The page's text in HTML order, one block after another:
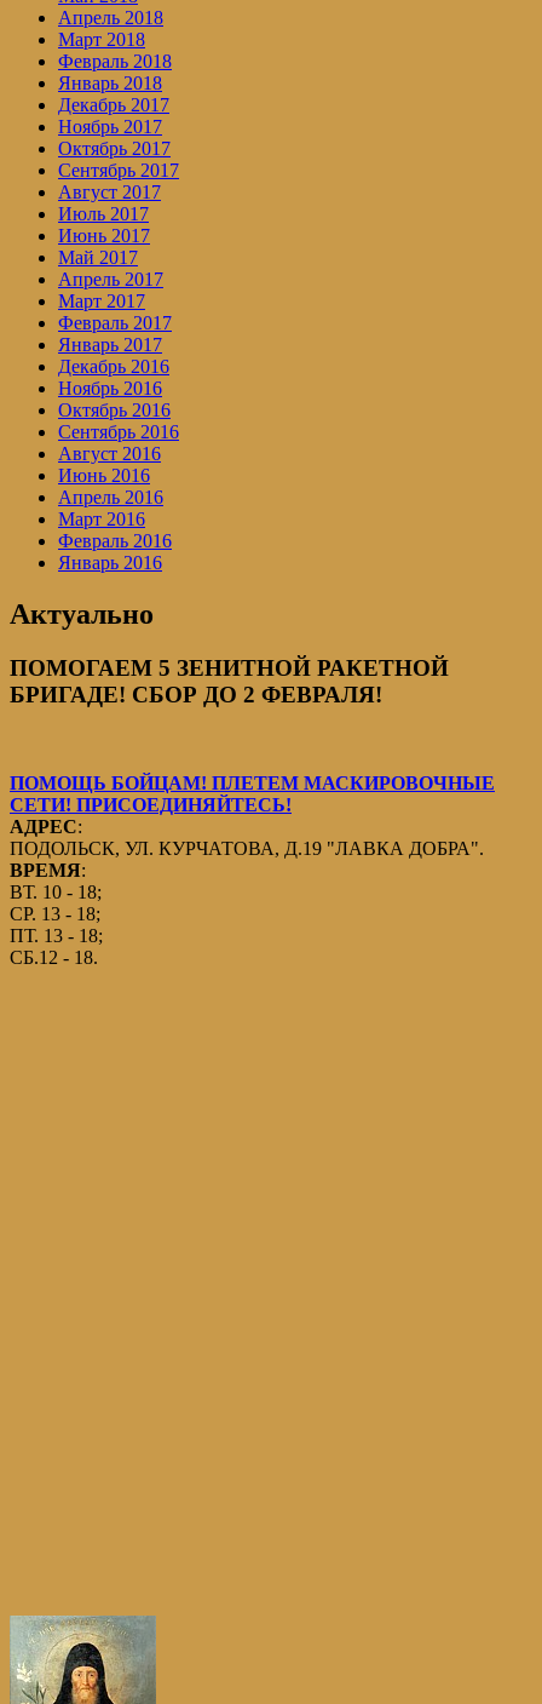
Апрель 2018
Март 2018
Февраль 2018
Январь 2018
Декабрь 2017
Ноябрь 2017
Октябрь 2017
Сентябрь 2017
Август 2017
Июль 2017
Июнь 2017
Май 2017
Апрель 2017
Март 2017
Февраль 2017
Январь 2017
Декабрь 2016
Ноябрь 2016
Октябрь 2016
Сентябрь 2016
Август 2016
Июнь 2016
Апрель 2016
Март 2016
Февраль 2016
Январь 2016
Актуально
ПОМОГАЕМ 5 ЗЕНИТНОЙ РАКЕТНОЙ
БРИГАДЕ! СБОР ДО 2 ФЕВРАЛЯ!
ПОМОЩЬ БОЙЦАМ! ПЛЕТЕМ МАСКИРОВОЧНЫЕ
СЕТИ! ПРИСОЕДИНЯЙТЕСЬ!
АДРЕС:
ПОДОЛЬСК, УЛ. КУРЧАТОВА, Д.19 "ЛАВКА ДОБРА".
ВРЕМЯ:
ВТ. 10 - 18;
СР. 13 - 18;
ПТ. 13 - 18;
СБ.12 - 18.